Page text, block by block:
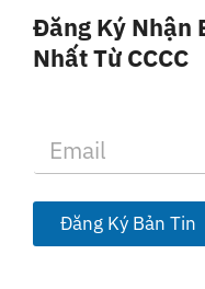
Đăng Ký Nhận
Nhất Từ CCCC
a
i
*
Đăng Ký Bản Tin